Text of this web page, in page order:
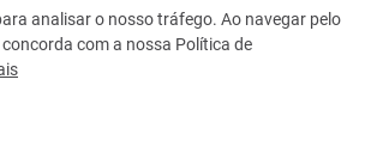
analisar o nosso tráfego. Ao navegar pelo
com a nossa Política de